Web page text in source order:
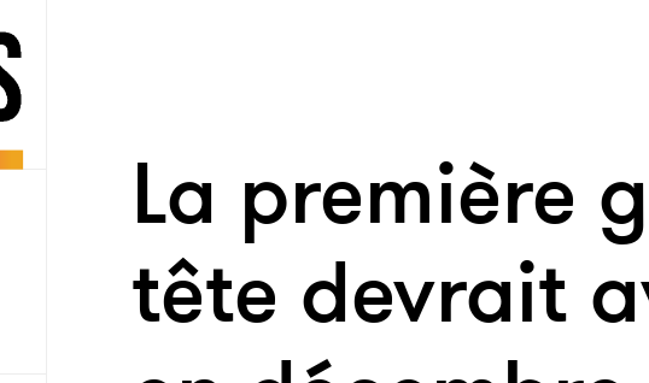
La première
tête devrait